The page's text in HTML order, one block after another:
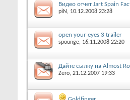
Видео отчет Jart Spain
piN ‎, 10.12.2008 23:28
open your eyes 3 trailer
spounge‎, 16.11.2008 22:20
Дайте сылку на Almost
Zеro‎, 21.12.2007 19:33